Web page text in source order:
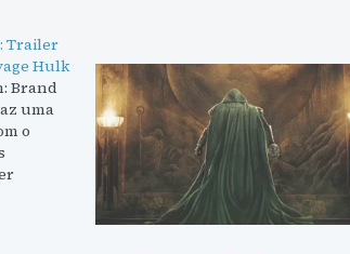
Trailer
Hulk
Brand
uma
o
X-Men.